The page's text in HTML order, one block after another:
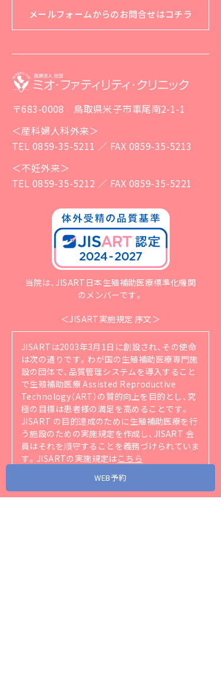
WEB予約
メールフォームからのお問合せはコチラ
〒683-0008 鳥取県米子市車尾南2-1-1
＜産科婦人科外来＞
TEL 0859-35-5211 ／ FAX 0859-35-5213
＜不妊外来＞
TEL 0859-35-5212 ／ FAX 0859-35-5221
当院は、JISART日本生殖補助医療標準化機関
のメンバーです。
＜JISART実施規定 序文＞
JISARTは2003年3月1日に創設され、その使命
は次の通りです。 わが国の生殖補助医療専門施
設の団体で、品質管理システムを導入すること
で生殖補助医療 Assisted Reproductive
Technology（ART）の質的向上を目的とし、究
極の目標は患者様の満足を高めることです。
JISART の目的達成のために生殖補助医療を行
う施設のための実施規定を作成し、JISART 会
員はそれを順守することを義務づけられていま
す。 JISARTの実施規定はこちら